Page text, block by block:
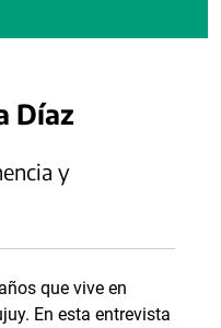
Díaz
y
que vive en
En esta entrevista